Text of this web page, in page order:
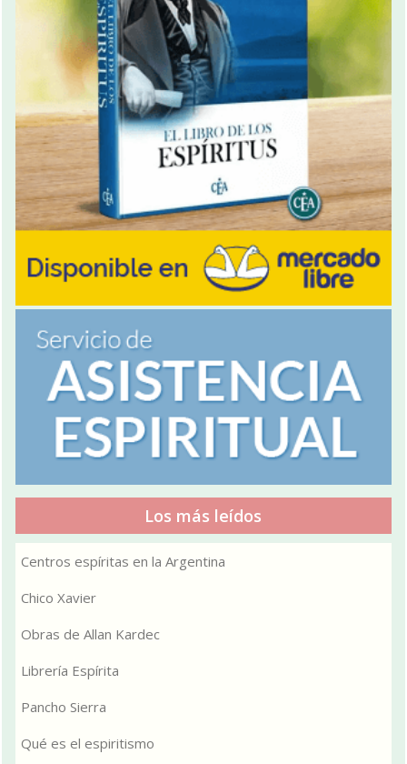
Los más leídos
Centros espíritas en la Argentina
Chico Xavier
Obras de Allan Kardec
Librería Espírita
Pancho Sierra
Qué es el espiritismo